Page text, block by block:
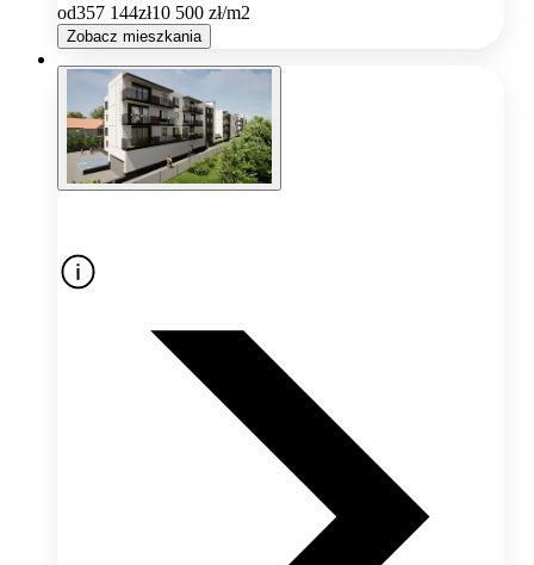
od357 144zł10 500 zł/m2
Zobacz mieszkania